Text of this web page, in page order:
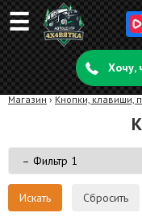
☰
Хочу,
Магазин › Кнопки, клавиши,
Сбросить